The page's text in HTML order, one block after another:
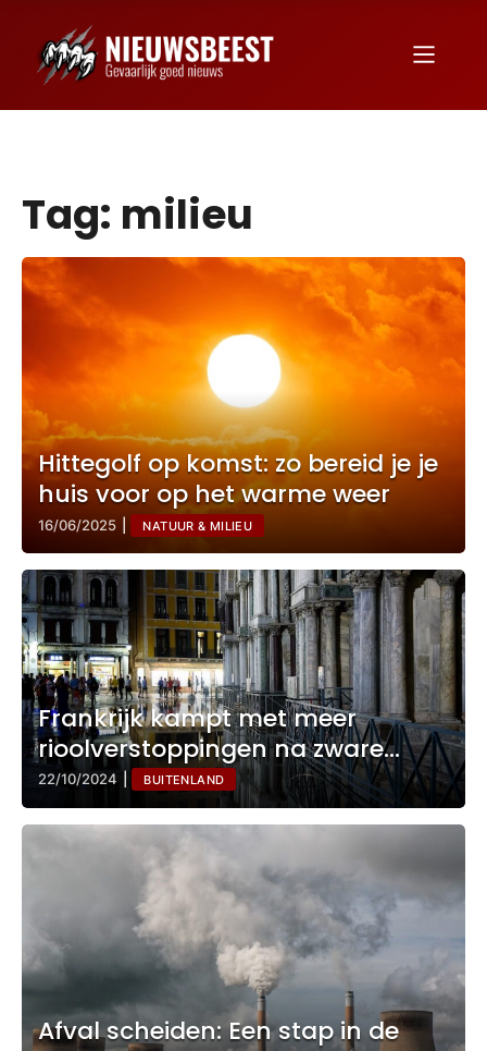
Tag: milieu
Hittegolf op komst: zo bereid je je
huis voor op het warme weer
16/06/2025 NATUUR & MILIEU
Frankrijk kampt met meer
rioolverstoppingen na zware
regenval en spoedgevallen
stijgen
22/10/2024 BUITENLAND
Afval scheiden: Een stap in de